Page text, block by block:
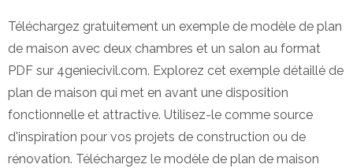
Téléchargez gratuitement un exemple de modèle de plan
de maison avec deux chambres et un salon au format
PDF sur 4geniecivil.com. Explorez cet exemple détaillé de
plan de maison qui met en avant une disposition
fonctionnelle et attractive. Utilisez-le comme source
d'inspiration pour vos projets de construction ou de
rénovation. Téléchargez le modèle de plan de maison